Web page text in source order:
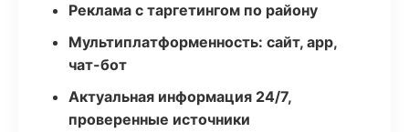
Реклама с таргетингом по району
Мультиплатформенность: сайт, app,
чат-бот
Актуальная информация 24/7,
проверенные источники